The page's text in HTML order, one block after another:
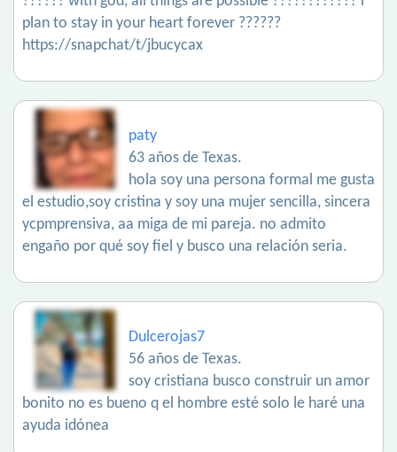
plan to stay in your heart forever ??????
https://snapchat/t/jbucycax
paty
63 años de Texas.
hola soy una persona formal me gusta
el estudio,soy cristina y soy una mujer sencilla, sincera
ycpmprensiva, aa miga de mi pareja. no admito
engaño por qué soy fiel y busco una relación seria.
Dulcerojas7
56 años de Texas.
soy cristiana busco construir un amor
bonito no es bueno q el hombre esté solo le haré una
ayuda idónea